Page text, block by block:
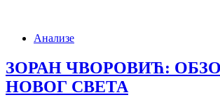
Анализе
ЗОРАН ЧВОРОВИЋ:
НОВОГ СВЕТА